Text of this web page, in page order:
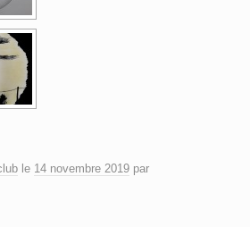
le 14 novembre 2019 par